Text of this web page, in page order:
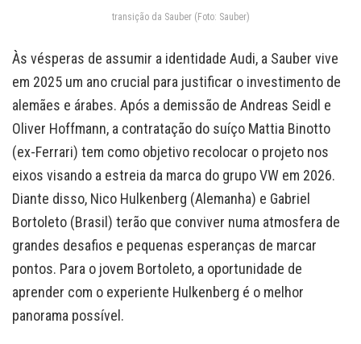
transição da Sauber (Foto: Sauber)
Às vésperas de assumir a identidade Audi, a Sauber vive
em 2025 um ano crucial para justificar o investimento de
alemães e árabes. Após a demissão de Andreas Seidl e
Oliver Hoffmann, a contratação do suíço Mattia Binotto
(ex-Ferrari) tem como objetivo recolocar o projeto nos
eixos visando a estreia da marca do grupo VW em 2026.
Diante disso, Nico Hulkenberg (Alemanha) e Gabriel
Bortoleto (Brasil) terão que conviver numa atmosfera de
grandes desafios e pequenas esperanças de marcar
pontos. Para o jovem Bortoleto, a oportunidade de
aprender com o experiente Hulkenberg é o melhor
panorama possível.